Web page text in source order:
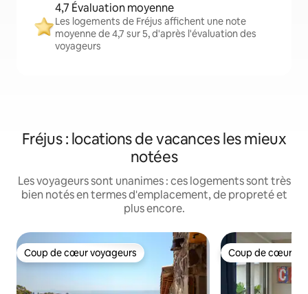
4,7 Évaluation moyenne
Les logements de Fréjus affichent une note
moyenne de 4,7 sur 5, d'après l'évaluation des
voyageurs
Fréjus : locations de vacances les mieux
notées
Les voyageurs sont unanimes : ces logements sont très
bien notés en termes d'emplacement, de propreté et
plus encore.
Coup de cœur voyageurs
Coup de cœur voyageurs Coup de cœur
Coup de cœur